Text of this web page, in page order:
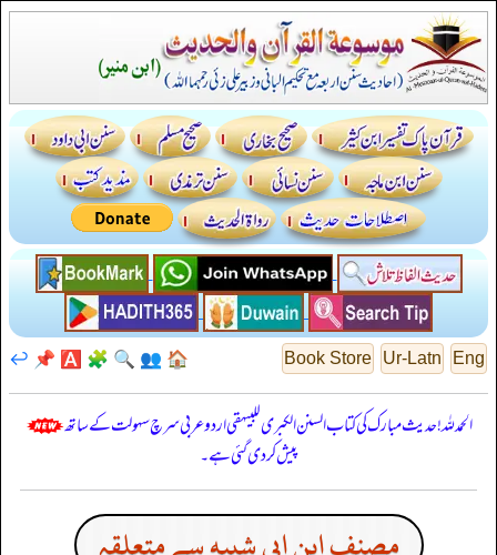
Eng
Ur-Latn
Book Store
🏠
👥
🔍
🧩
🅰️
📌
↩️
الحمدللہ! حدیث مبارک کی کتاب السنن الكبرى للبيهقي اردو عربی سرچ سہولت کے ساتھ
پیش کر دی گئی ہے۔